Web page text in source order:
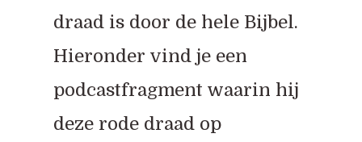
draad is door de hele Bijbel.
Hieronder vind je een
podcastfragment waarin hij
deze rode draad op